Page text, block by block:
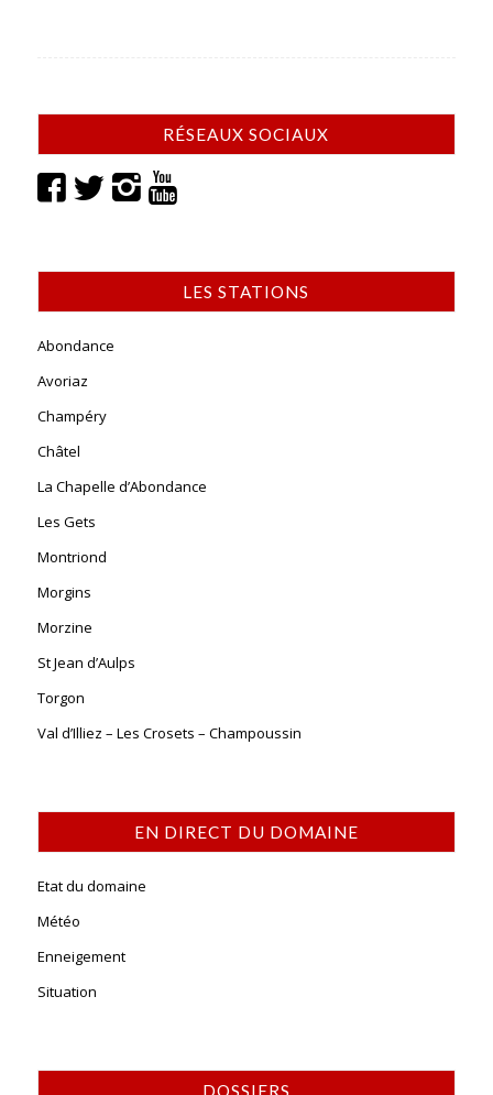
RÉSEAUX SOCIAUX
LES STATIONS
Abondance
Avoriaz
Champéry
Châtel
La Chapelle d’Abondance
Les Gets
Montriond
Morgins
Morzine
St Jean d’Aulps
Torgon
Val d’Illiez – Les Crosets – Champoussin
EN DIRECT DU DOMAINE
Etat du domaine
Météo
Enneigement
Situation
DOSSIERS